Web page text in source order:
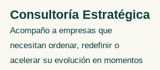
Consultoría Estratégica
Acompaño a empresas que
necesitan ordenar, redefinir o
acelerar su evolución en momentos